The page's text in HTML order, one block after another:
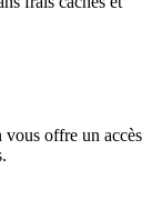
vous offre un accès